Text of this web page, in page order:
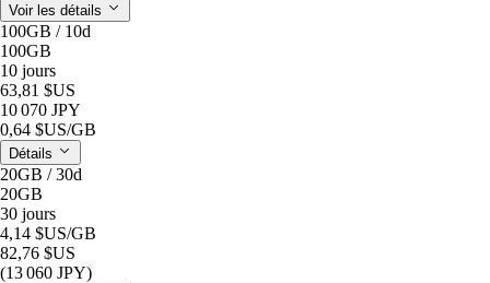
Voir les détails
100GB / 10d
100GB
10 jours
63,81 $US
10 070 JPY
0,64 $US/GB
Détails
20GB / 30d
20GB
30 jours
4,14 $US/GB
82,76 $US
(13 060 JPY)